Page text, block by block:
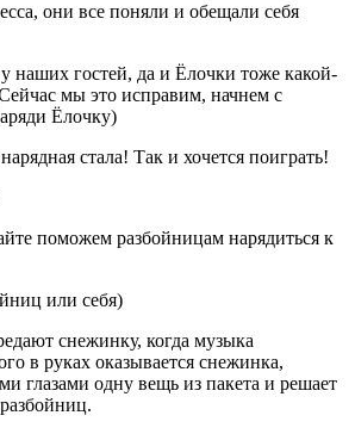
они все поняли и обещали себя
наших гостей, да и Ёлочки тоже какой-
мы это исправим, начнем с
Ёлочку)
стала! Так и хочется поиграть!
поможем разбойницам нарядиться к
или себя)
снежинку, когда музыка
в руках оказывается снежинка,
глазами одну вещь из пакета и решает